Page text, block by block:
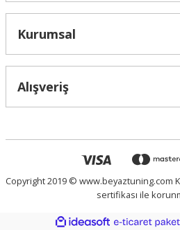
Kurumsal
Alışveriş
Copyright 2019 © www.beyaztuning.com
sertifikası ile
ideasoft